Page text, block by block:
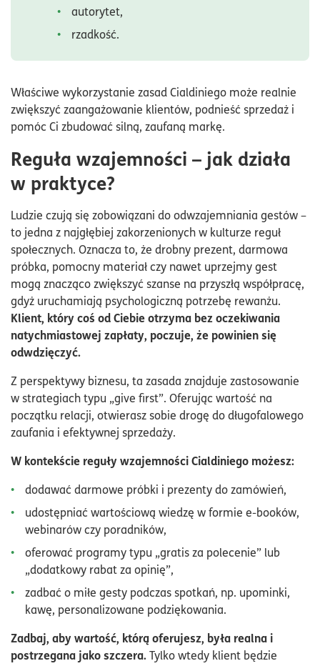
autorytet,
rzadkość.
Właściwe wykorzystanie zasad Cialdiniego może realnie
zwiększyć zaangażowanie klientów, podnieść sprzedaż i
pomóc Ci zbudować silną, zaufaną markę.
Reguła wzajemności – jak działa
w praktyce?
Ludzie czują się zobowiązani do odwzajemniania gestów –
to jedna z najgłębiej zakorzenionych w kulturze reguł
społecznych. Oznacza to, że drobny prezent, darmowa
próbka, pomocny materiał czy nawet uprzejmy gest
mogą znacząco zwiększyć szanse na przyszłą współpracę,
gdyż uruchamiają psychologiczną potrzebę rewanżu.
Klient, który coś od Ciebie otrzyma bez oczekiwania
natychmiastowej zapłaty, poczuje, że powinien się
odwdzięczyć.
Z perspektywy biznesu, ta zasada znajduje zastosowanie
w strategiach typu „give first”. Oferując wartość na
początku relacji, otwierasz sobie drogę do długofalowego
zaufania i efektywnej sprzedaży.
W kontekście reguły wzajemności Cialdiniego możesz:
dodawać darmowe próbki i prezenty do zamówień,
udostępniać wartościową wiedzę w formie e-booków,
webinarów czy poradników,
oferować programy typu „gratis za polecenie” lub
„dodatkowy rabat za opinię”,
zadbać o miłe gesty podczas spotkań, np. upominki,
kawę, personalizowane podziękowania.
Zadbaj, aby wartość, którą oferujesz, była realna i
postrzegana jako szczera.Tylko wtedy klient będzie